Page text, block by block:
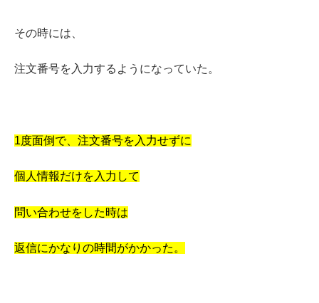
その時には、
注文番号を入力するようになっていた。
1度面倒で、 注文番号を入力せずに
個人情報だけを入力して
問い合わせをした時は
返信にかなりの時間がかかった。